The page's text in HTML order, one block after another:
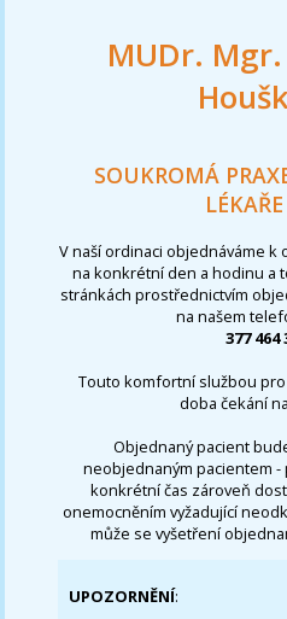
MUDr.
SOUKROMÁ
V naší ordinaci objednáváme
na konkrétní den a hodinu a
stránkách prostřednictvím
na našem
377 464
Touto komfortní službou
doba čekání
Objednaný pacient
neobjednaným pacientem -
konkrétní čas zároveň
onemocněním vyžadující
může se vyšetření
UPOZORNĚNÍ: